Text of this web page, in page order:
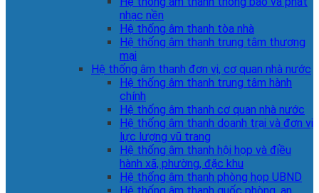
nhạc nền
Hệ thống âm thanh tòa nhà
Hệ thống âm thanh trung tâm thương
mại
Hệ thống âm thanh đơn vị, cơ quan nhà nước
Hệ thống âm thanh trung tâm hành
chính
Hệ thống âm thanh cơ quan nhà nước
Hệ thống âm thanh doanh trại và đơn vị
lực lượng vũ trang
Hệ thống âm thanh hội họp và điều
hành xã, phường, đặc khu
Hệ thống âm thanh phòng họp UBND